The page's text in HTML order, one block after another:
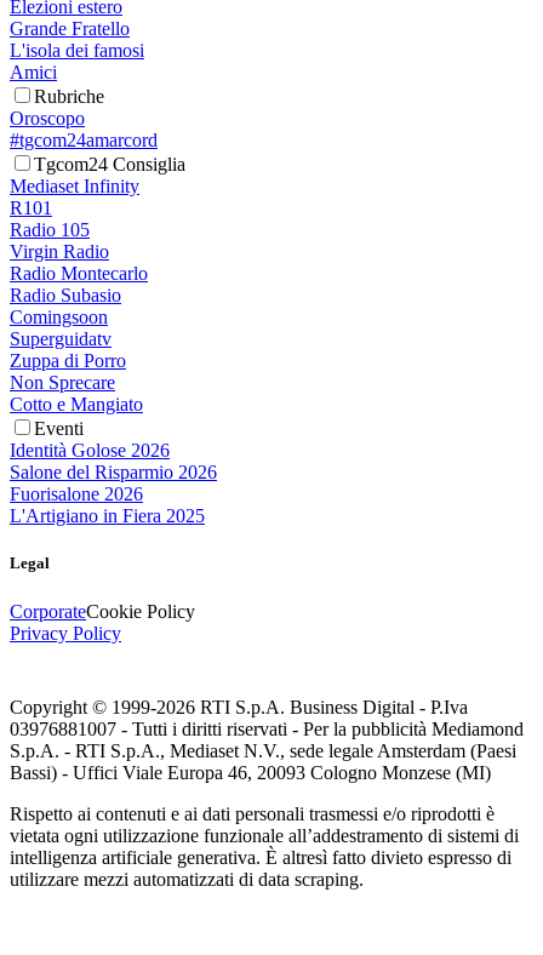
Elezioni estero
Grande Fratello
L'isola dei famosi
Amici
Rubriche
Oroscopo
#tgcom24amarcord
Tgcom24 Consiglia
Mediaset Infinity
R101
Radio 105
Virgin Radio
Radio Montecarlo
Radio Subasio
Comingsoon
Superguidatv
Zuppa di Porro
Non Sprecare
Cotto e Mangiato
Eventi
Identità Golose 2026
Salone del Risparmio 2026
Fuorisalone 2026
L'Artigiano in Fiera 2025
Legal
CorporateCookie Policy
Privacy Policy
Copyright © 1999-2026 RTI S.p.A. Business Digital - P.Iva
03976881007 - Tutti i diritti riservati - Per la pubblicità Mediamond
S.p.A. - RTI S.p.A., Mediaset N.V., sede legale Amsterdam (Paesi
Bassi) - Uffici Viale Europa 46, 20093 Cologno Monzese (MI)
Rispetto ai contenuti e ai dati personali trasmessi e/o riprodotti è
vietata ogni utilizzazione funzionale all’addestramento di sistemi di
intelligenza artificiale generativa. È altresì fatto divieto espresso di
utilizzare mezzi automatizzati di data scraping.